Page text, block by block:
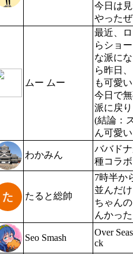
今日は
やった
ムー ムー
最近、
らショ
な派に
ら昨日
も可愛
今日で
派に戻
(結論：
ん可愛
わかみん
ババド
種コラ
たると総帥
7時半か
並んだ
ちゃん
んかっ
Seo Smash
Over
ck